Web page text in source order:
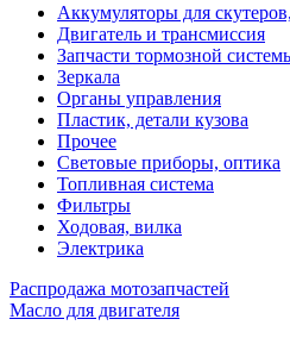
Аккумуляторы для
Двигатель и трансмиссия
Запчасти тормозной
Зеркала
Органы управления
Пластик, детали кузова
Прочее
Световые приборы, оптика
Топливная система
Фильтры
Ходовая, вилка
Электрика
Распродажа мотозапчастей
Масло для двигателя